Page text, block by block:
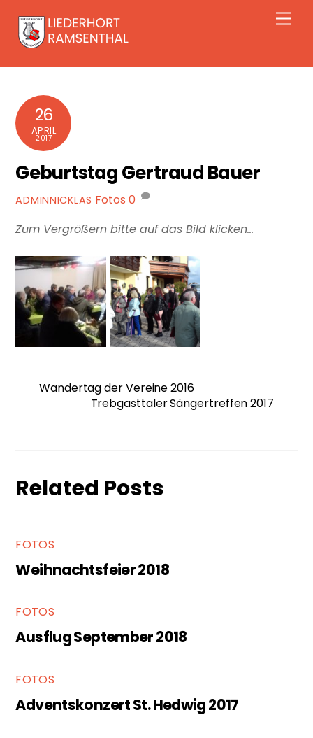
content
26
APRIL
2017
Geburtstag Gertraud Bauer
ADMINNICKLAS Fotos 0
Zum Vergrößern bitte auf das Bild klicken…
Wandertag der Vereine 2016
Trebgasttaler Sängertreffen 2017
Related Posts
FOTOS
Weihnachtsfeier 2018
FOTOS
Ausflug September 2018
FOTOS
Adventskonzert St. Hedwig 2017